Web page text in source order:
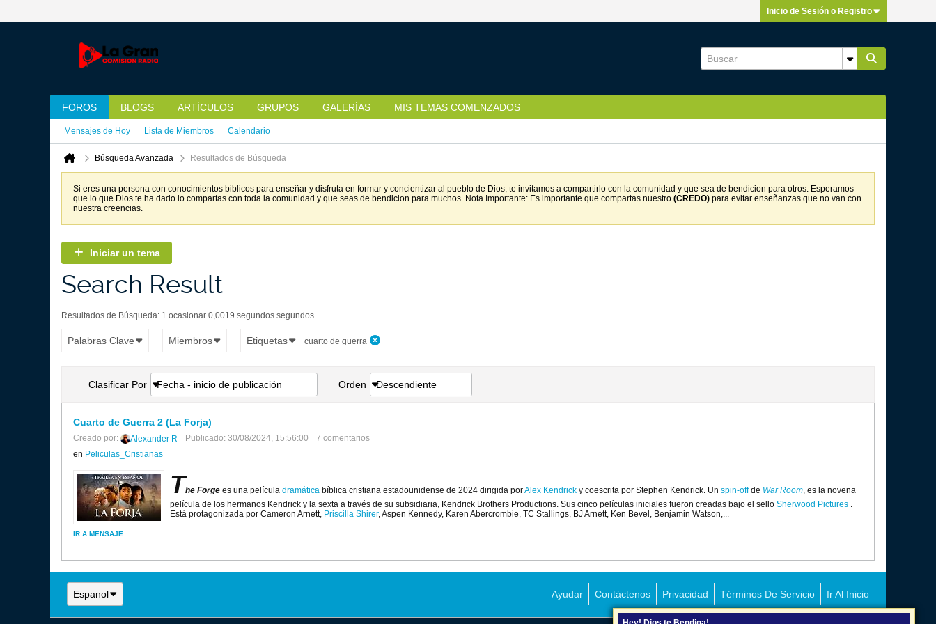
Inicio de Sesión o Registro
FOROS BLOGS ARTÍCULOS GRUPOS GALERÍAS MIS TEMAS COMENZADOS
Mensajes de Hoy Lista de Miembros Calendario
Búsqueda Avanzada Resultados de Búsqueda
Si eres una persona con conocimientos biblicos para enseñar y disfruta en formar y concientizar al pueblo de Dios, te invitamos a compartirlo con la comunidad y que sea de bendicion para otros. Esperamos
que lo que Dios te ha dado lo compartas con toda la comunidad y que seas de bendicion para muchos. Nota Importante: Es importante que compartas nuestro (CREDO) para evitar enseñanzas que no van con
nuestra creencias.
Iniciar un tema
Search Result
Resultados de Búsqueda: 1 ocasionar 0,0019 segundos segundos.
Palabras Clave Miembros Etiquetas cuarto de guerra
Clasificar Por Fecha - inicio de publicación Orden Descendiente
Cuarto de Guerra 2 (La Forja)
Creado por: Alexander R Publicado: 30/08/2024, 15:56:00
7 comentarios
en Peliculas_Cristianas
The Forge es una película dramática bíblica cristiana estadounidense de 2024 dirigida porAlex Kendrick y coescrita por Stephen Kendrick. Un spin-offde War Room, es la novena
película de los hermanos Kendrick y la sexta a través de su subsidiaria, Kendrick Brothers Productions. Sus cinco películas iniciales fueron creadas bajo el sello Sherwood Pictures .
Está protagonizada por Cameron Arnett, Priscilla Shirer, Aspen Kennedy, Karen Abercrombie, TC Stallings, BJ Arnett, Ken Bevel, Benjamin Watson,...
IR A MENSAJE
Espanol Ayudar Contáctenos Privacidad Términos De Servicio Ir Al Inicio